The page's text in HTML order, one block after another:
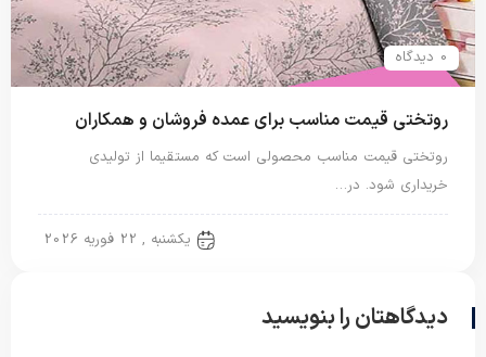
0 دیدگاه
روتختی قیمت مناسب برای عمده فروشان و همکاران
روتختی قیمت مناسب محصولی است که مستقیما از تولیدی
خریداری شود. در…
یکشنبه , 22 فوریه 2026
دیدگاهتان را بنویسید